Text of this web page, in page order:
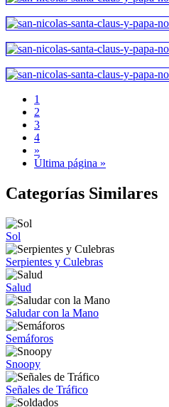
1
2
3
4
»
Última página »
Categorías Similares
Sol
Serpientes y Culebras
Salud
Saludar con la Mano
Semáforos
Snoopy
Señales de Tráfico